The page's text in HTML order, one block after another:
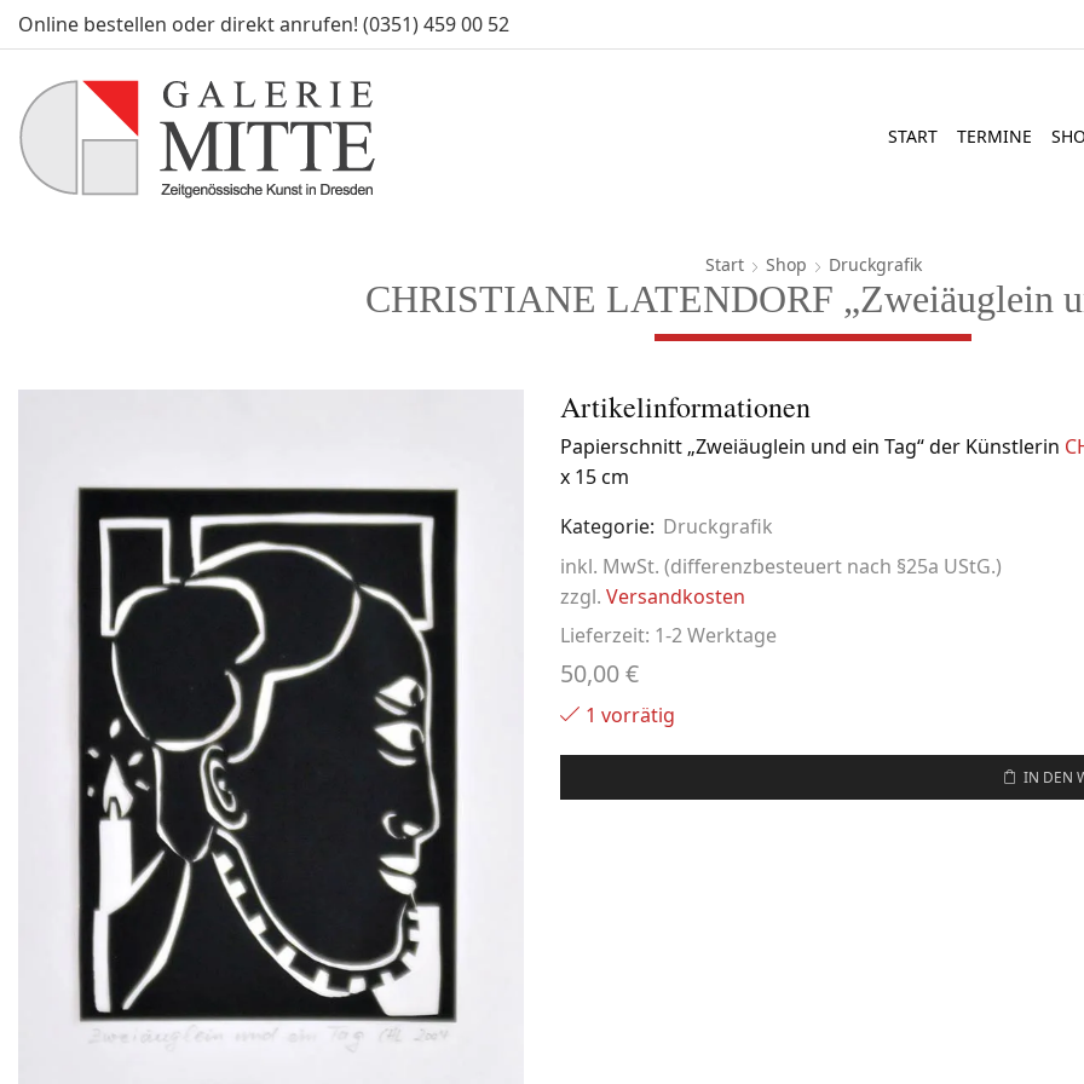
Online bestellen oder direkt anrufen! (0351) 459 00 52
START TERMINE
Start Shop Druckgrafik
CHRISTIANE LATENDORF „Zweiäuglein
Artikelinformationen
Papierschnitt „Zweiäuglein und ein Tag“ der Künstlerin
x 15 cm
Kategorie: Druckgrafik
inkl. MwSt. (differenzbesteuert nach §25a UStG.)
zzgl. Versandkosten
Lieferzeit: 1-2 Werktage
50,00€
1 vorrätig
IN DEN